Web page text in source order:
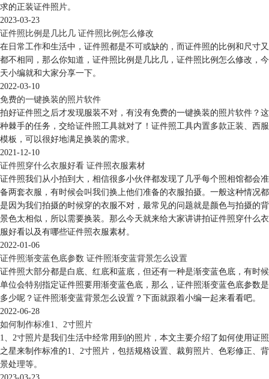
求的正装证件照片。
2023-03-23
证件照比例是几比几 证件照比例怎么修改
在日常工作和生活中，证件照都是不可或缺的，而证件照的比例和尺寸又
都不相同，那么你知道，证件照比例是几比几，证件照比例怎么修改，今
天小编就和大家分享一下。
2022-03-10
免费的一键换装的照片软件
拍好证件照之后才发现服装不对，有没有免费的一键换装的照片软件？这
种棘手的任务，交给证件照工具就对了！证件照工具内置多款正装、西服
模板，可以很好地满足换装的需求。
2021-12-10
证件照穿什么衣服好看 证件照衣服素材
证件照我们从小拍到大，相信很多小伙伴都发现了几乎每个照相馆都会准
备两套衣服，有时候会叫我们换上他们准备的衣服拍摄。一般这种情况都
是因为我们拍摄的时候穿的衣服不对，最常见的问题就是颜色与拍摄的背
景色太相似，所以需要换装。那么今天就来给大家讲讲拍证件照穿什么衣
服好看以及有哪些证件照衣服素材。
2022-01-06
证件照渐变蓝色底参数 证件照渐变蓝背景怎么设置
证件照大部分都是白底、红底和蓝底，但还有一种是渐变蓝色底，有时候
单位会特别指定证件照要用渐变蓝色底，那么，证件照渐变蓝色底参数是
多少呢？证件照渐变蓝背景怎么设置？下面就跟着小编一起来看看吧。
2022-06-28
如何制作标准1、2寸照片
1、2寸照片是我们生活中经常用到的照片，本文主要介绍了如何使用证照
之星来制作标准的1、2寸照片，包括规格设置、裁剪照片、色彩修正、背
景处理等。